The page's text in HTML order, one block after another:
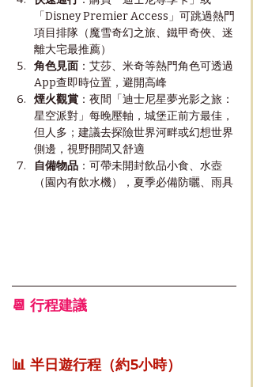
「Disney Premier Access」可跳過熱門
項目排隊（魔雪奇幻之旅、鐵甲奇俠、迷
離大宅最推薦）
角色見面 ：艾莎、米奇等熱門角色可透過
App查即時位置，避開高峰
煙火觀賞 ：夜間「迪士尼星夢光影之旅：
星空派對」每晚壓軸，城堡正前方最佳，
但人多；建議去探險世界河畔或幻想世界
側邊，視野開闊又舒適
自備物品 ：可帶未開封飲品小食、水壺
（園內有飲水機），夏季必備防曬、雨具
📆 行程建議
📊 半日遊行程（約5小時）